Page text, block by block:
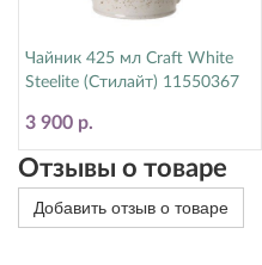
Чайник 425 мл Craft White
Steelite (Стилайт) 11550367
3 900 р.
Отзывы о товаре
Добавить отзыв о товаре